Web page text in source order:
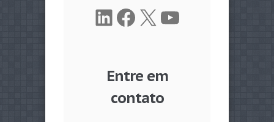
LinkedIn
Facebook
X Youtube
Entre em
contato